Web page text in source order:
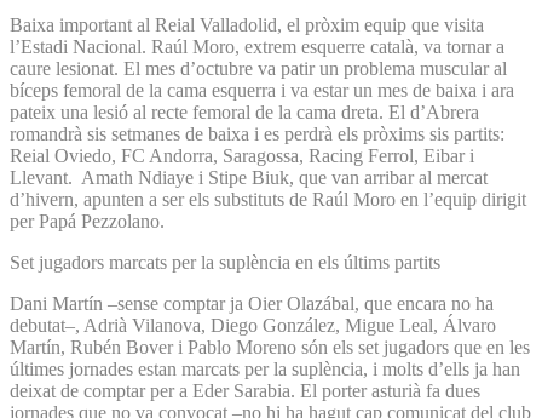
Baixa important al Reial Valladolid, el pròxim equip que visita
l’Estadi Nacional. Raúl Moro, extrem esquerre català, va tornar a
caure lesionat. El mes d’octubre va patir un problema muscular al
bíceps femoral de la cama esquerra i va estar un mes de baixa i ara
pateix una lesió al recte femoral de la cama dreta. El d’Abrera
romandrà sis setmanes de baixa i es perdrà els pròxims sis partits:
Reial Oviedo, FC Andorra, Saragossa, Racing Ferrol, Eibar i
Llevant. Amath Ndiaye i Stipe Biuk, que van arribar al mercat
d’hivern, apunten a ser els substituts de Raúl Moro en l’equip dirigit
per Papá Pezzolano.
Set jugadors marcats per la suplència en els últims partits
Dani Martín –sense comptar ja Oier Olazábal, que encara no ha
debutat–, Adrià Vilanova, Diego González, Migue Leal, Álvaro
Martín, Rubén Bover i Pablo Moreno són els set jugadors que en les
últimes jornades estan marcats per la suplència, i molts d’ells ja han
deixat de comptar per a Eder Sarabia. El porter asturià fa dues
jornades que no va convocat –no hi ha hagut cap comunicat del club